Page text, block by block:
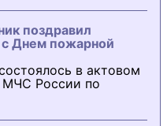
поздравил
Днем пожарной
в актовом
МЧС России по